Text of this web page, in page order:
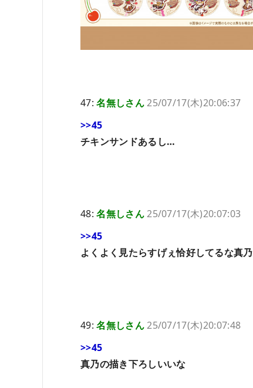
47:名無しさん25/07/17(木)20:06:37
>>45
チキンサンドあるし…
48:名無しさん25/07/17(木)20:07:03
>>45
よくよく見たらすげぇ恰好してるな真乃
49:名無しさん25/07/17(木)20:07:48
>>45
真乃の描き下ろしいいな